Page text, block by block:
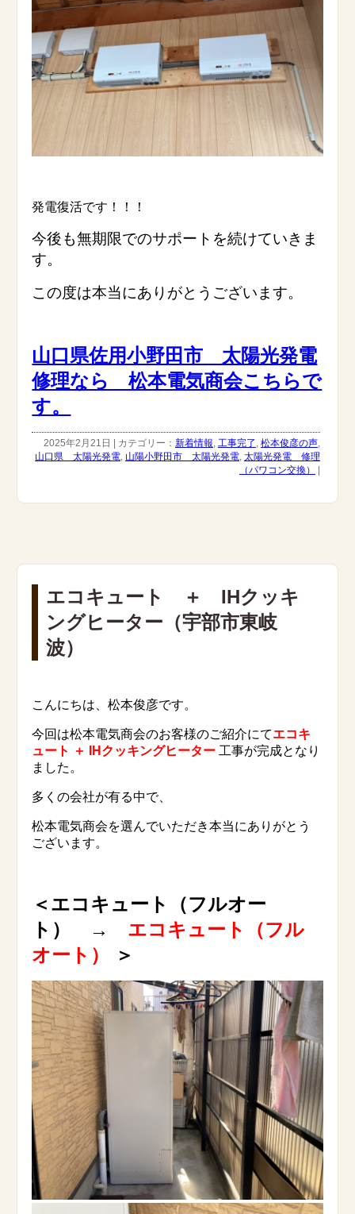
発電復活です！！！
今後も無期限でのサポートを続けていきま
す。
この度は本当にありがとうございます。
山口県佐用小野田市 太陽光発電
修理なら 松本電気商会こちらで
す。
2025年2月21日 | カテゴリー： 新着情報, 工事完了 , 松本俊彦の声,
山口県 太陽光発電, 山陽小野田市 太陽光発電, 太陽光発電 修理
（パワコン交換）
エコキュート ＋ IHクッキ
ングヒーター（宇部市東岐
波）
こんにちは、松本俊彦です。
今回は松本電気商会のお客様のご紹介にてエコキ
ュート ＋ IHクッキングヒーター 工事が完成となり
ました。
多くの会社が有る中で、
松本電気商会を選んでいただき本当にありがとう
ございます。
＜エコキュート（フルオー
ト） → エコキュート（フル
オート）
＞